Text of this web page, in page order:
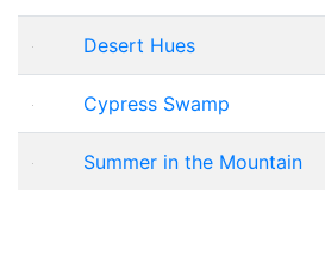
Desert Hues
Cypress Swamp
Summer in the Mountain